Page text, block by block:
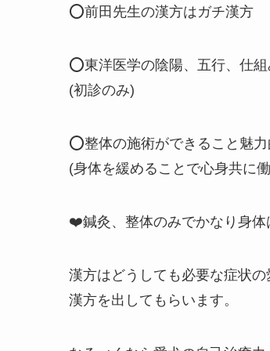
⭕️前田先生の漢方はガチ漢方
⭕️東洋医学の陰陽、五行、仕
(初診のみ)
⭕️整体の施術ができること魅力
(身体を緩めることで心身共に
❤️鍼灸、整体のみでかなり身体
漢方はどうしても必要な症状の
漢方を出してもらいます。